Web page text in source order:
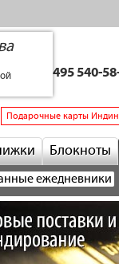
+7 495 540-
Подарочные карты
Блокноты
ежедневники